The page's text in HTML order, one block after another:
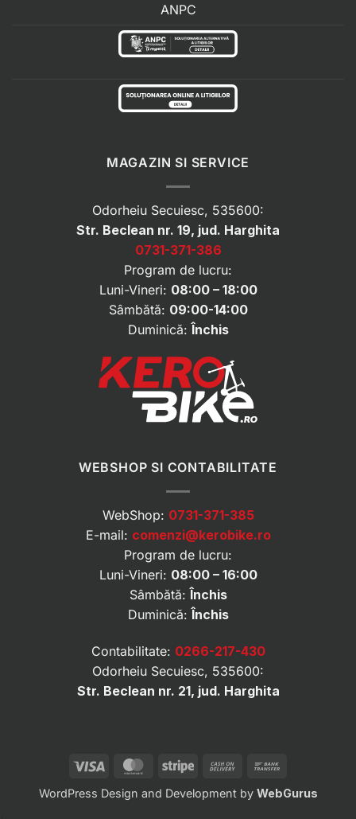
ANPC
MAGAZIN SI SERVICE
Odorheiu Secuiesc, 535600:
Str. Beclean nr. 19, jud. Harghita
0731-371-386
Program de lucru:
Luni-Vineri: 08:00 – 18:00
Sâmbătă: 09:00-14:00
Duminică:Închis
WEBSHOP SI CONTABILITATE
WebShop: 0731-371-385
E-mail: comenzi@kerobike.ro
Program de lucru:
Luni-Vineri: 08:00 – 16:00
Sâmbătă: Închis
Duminică: Închis
Contabilitate: 0266-217-430
Odorheiu Secuiesc, 535600:
Str. Beclean nr. 21, jud. Harghita
Visa MasterCard
Stripe
Cash
Delivery
WordPress Design and Development by WebGurus